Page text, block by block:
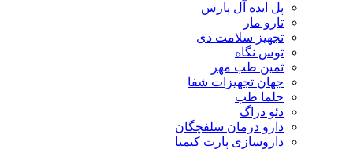
پل ایده آل پارس
تارو مار
تجهیز سلامت دی
توس نگاه
ثمین طب مهر
جهان تجهیزات شفا
حلما طب
دئو دراگ
دارو درمان سلفچگان
داروسازی پارت کیمیا